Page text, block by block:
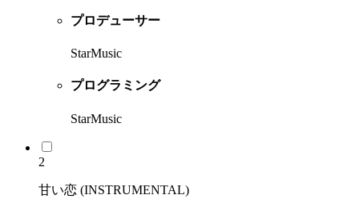
プロデューサー
StarMusic
プログラミング
StarMusic
2
甘い恋 (INSTRUMENTAL)